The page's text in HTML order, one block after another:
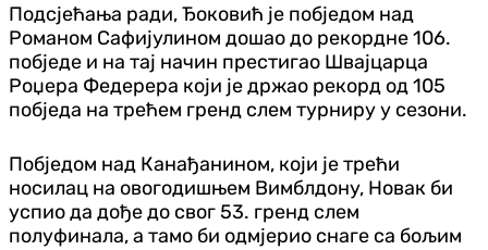
Подсјећања ради, Ђоковић је побједом над
Романом Сафијулином дошао до рекордне 106.
побједе и на тај начин престигао Швајцарца
Роџера Федерера који је држао рекорд од 105
побједа на трећем гренд слем турниру у сезони.
Побједом над Канађанином, који је трећи
носилац на овогодишњем Вимблдону, Новак би
успио да дође до свог 53. гренд слем
полуфинала, а тамо би одмјерио снаге са бољим